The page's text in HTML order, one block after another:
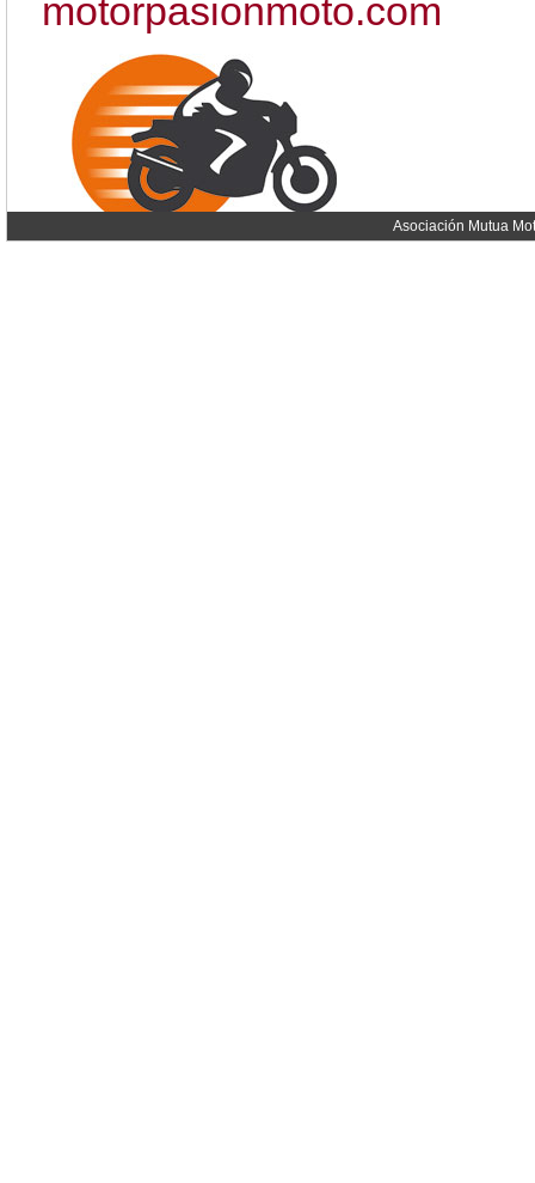
motorpasionmoto.com
Asociación Mutua